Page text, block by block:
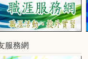
服務網